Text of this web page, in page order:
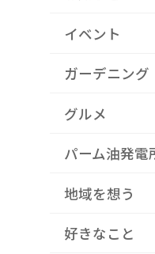
イベント
ガーデニング
グルメ
パーム油発電
地域を想う
好きなこと